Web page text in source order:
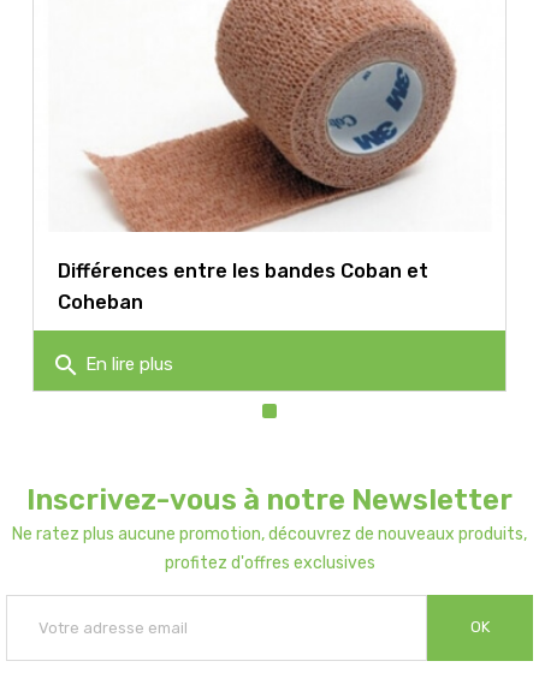
Différences entre les bandes Coban et
Coheban
search En lire plus
Inscrivez-vous à notre Newsletter
Ne ratez plus aucune promotion, découvrez de nouveaux produits,
profitez d'offres exclusives
OK